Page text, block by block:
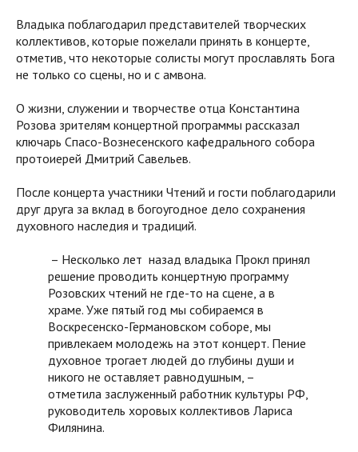
Владыка поблагодарил представителей творческих
коллективов, которые пожелали принять в концерте,
отметив, что некоторые солисты могут прославлять Бога
не только со сцены, но и с амвона.
О жизни, служении и творчестве отца Константина
Розова зрителям концертной программы рассказал
ключарь Спасо-Вознесенского кафедрального собора
протоиерей Дмитрий Савельев.
После концерта участники Чтений и гости поблагодарили
друг друга за вклад в богоугодное дело сохранения
духовного наследия и традиций.
– Несколько лет назад владыка Прокл принял
решение проводить концертную программу
Розовских чтений не где-то на сцене, а в
храме. Уже пятый год мы собираемся в
Воскресенско-Германовском соборе, мы
привлекаем молодежь на этот концерт. Пение
духовное трогает людей до глубины души и
никого не оставляет равнодушным, –
отметила заслуженный работник культуры РФ,
руководитель хоровых коллективов Лариса
Филянина.